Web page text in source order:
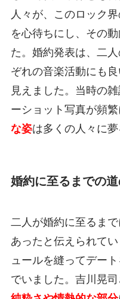
人々が、このロック
を心待ちにし、その
た。婚約発表は、二
ぞれの音楽活動にも
見えました。当時の
ーショット写真が頻
な姿は多くの人々に夢
婚約に至るまでの道
二人が婚約に至るま
あったと伝えられて
ュールを縫ってデート
でいました。吉川晃